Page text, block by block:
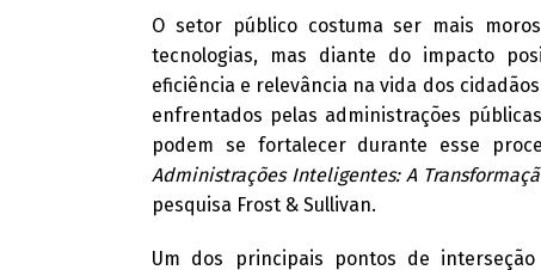
O setor público costuma ser mais
tecnologias, mas diante do impacto
eficiência e relevância na vida dos
enfrentados pelas administrações
podem se fortalecer durante esse
Administrações Inteligentes: A
pesquisa Frost & Sullivan.
Um dos principais pontos de